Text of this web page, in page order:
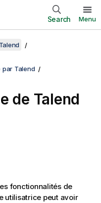
Search Menu
par Talend
de Talend
fonctionnalités de
utilisatrice peut avoir